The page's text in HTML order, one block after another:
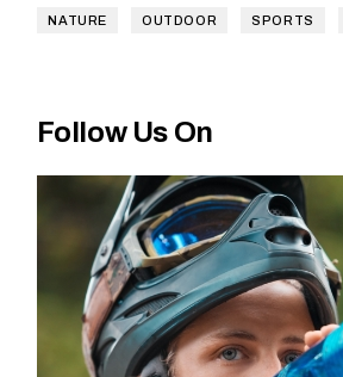
NATURE OUTDOOR SPORTS
Follow Us On